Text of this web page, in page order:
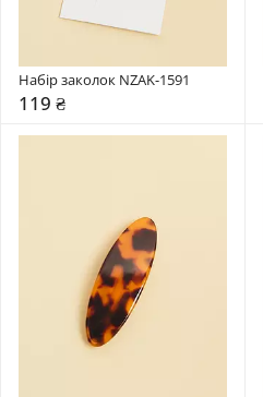
Набір заколок NZAK-1591
119 ₴